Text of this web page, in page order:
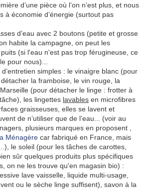
d’une pièce où l’on n’est plus, et nous
à économie d’énergie (surtout pas
d’eau avec 2 boutons (petite et grosse
habite la campagne, on peut les
(si l'eau n'est pas trop férugineuse, ce
pour nous)...
simples : le vinaigre blanc (pour
la framboise, le vin rouge, la
(pour détacher le linge : frotter à
les lingettes lavables en microfibres
graisseuses, elles se lavent et
de n’utiliser que de l’eau... (voir au
plusieurs marques en proposent ,
Ménagère car fabriqué en France, mais
le soleil (pour les tâches de carottes,
sûr quelques produits plus spécifiques
on ne les trouve qu'en magasin bio) :
lave vaisselle, liquide multi-usage,
ou le sèche linge suffisent), savon à la